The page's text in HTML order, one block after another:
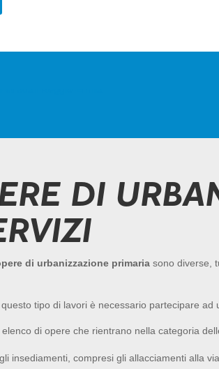
DI
di urbanizzazione primaria sono diverse,
tipo di lavori è necessario partecipare ad
di opere che rientrano nella categoria
insediamenti, compresi gli allacciamenti alla